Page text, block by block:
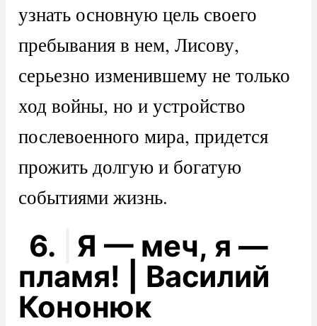
узнать основную цель своего
пребывания в нем, Лисову,
серьезно изменившему не только
ход войны, но и устройство
послевоенного мира, придется
прожить долгую и богатую
событиями жизнь.
6.
Я — меч, я —
пламя! | Василий
Кононюк